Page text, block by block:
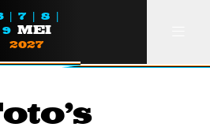
| 7 | 8 |
9 MEI
2027